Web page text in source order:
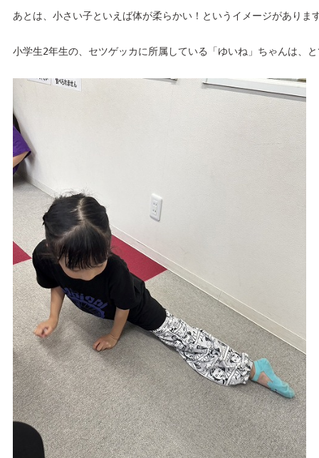
あとは、小さい子といえば体が柔らかい！というイメージがありま
小学生2年生の、セツゲッカに所属している「ゆいね」ちゃんは、